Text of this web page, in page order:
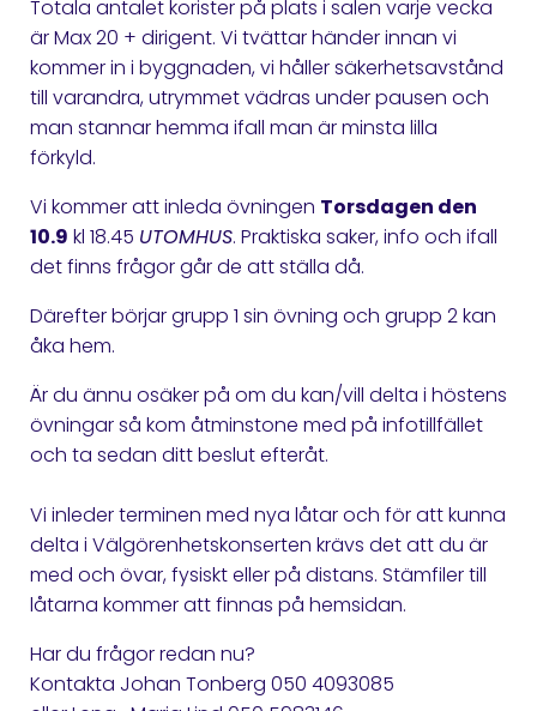
Totala antalet korister på plats i salen varje vecka
är Max 20 + dirigent. Vi tvättar händer innan vi
kommer in i byggnaden, vi håller säkerhetsavstånd
till varandra, utrymmet vädras under pausen och
man stannar hemma ifall man är minsta lilla
förkyld.
Vi kommer att inleda övningen Torsdagen den
10.9 kl 18.45 UTOMHUS. Praktiska saker, info och ifall
det finns frågor går de att ställa då.
Därefter börjar grupp 1 sin övning och grupp 2 kan
åka hem.
Är du ännu osäker på om du kan/vill delta i höstens
övningar så kom åtminstone med på infotillfället
och ta sedan ditt beslut efteråt.
Vi inleder terminen med nya låtar och för att kunna
delta i Välgörenhetskonserten krävs det att du är
med och övar, fysiskt eller på distans. Stämfiler till
låtarna kommer att finnas på hemsidan.
Har du frågor redan nu?
Kontakta Johan Tonberg 050 4093085